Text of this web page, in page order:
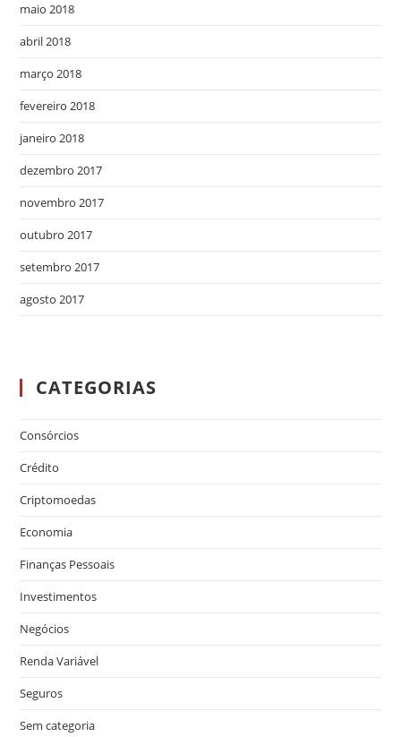
maio 2018
abril 2018
março 2018
fevereiro 2018
janeiro 2018
dezembro 2017
novembro 2017
outubro 2017
setembro 2017
agosto 2017
CATEGORIAS
Consórcios
Crédito
Criptomoedas
Economia
Finanças Pessoais
Investimentos
Negócios
Renda Variável
Seguros
Sem categoria